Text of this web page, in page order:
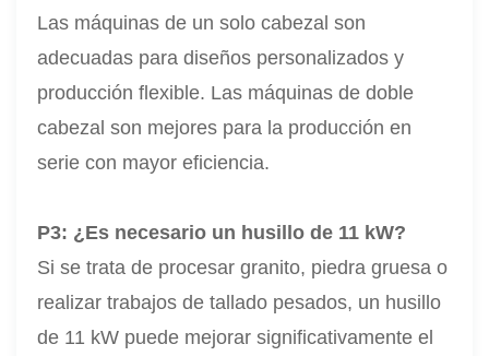
Las máquinas de un solo cabezal son
adecuadas para diseños personalizados y
producción flexible. Las máquinas de doble
cabezal son mejores para la producción en
serie con mayor eficiencia.
P3: ¿Es necesario un husillo de 11 kW?
Si se trata de procesar granito, piedra gruesa o
realizar trabajos de tallado pesados, un husillo
de 11 kW puede mejorar significativamente el